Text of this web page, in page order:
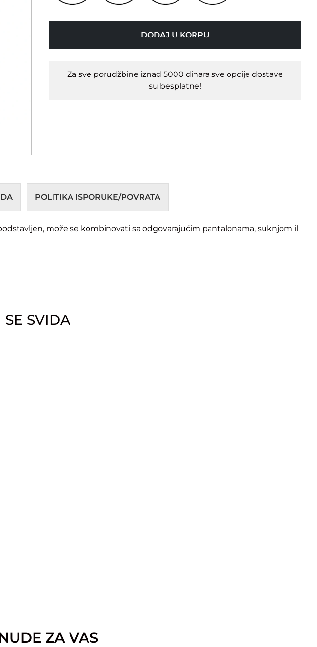
DODAJ U KORPU
Za sve porudžbine iznad 5000 dinara sve opcije dostave
su besplatne!
POLITIKA ISPORUKE/POVRATA
može se kombinovati sa odgovarajućim pantalonama, suknjom ili
SVIDA
ZA VAS